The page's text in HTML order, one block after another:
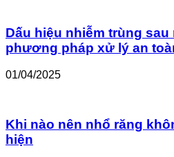
Dấu hiệu nhiễm trùng
phương pháp xử lý an
01/04/2025
Khi nào nên nhổ răng
hiện